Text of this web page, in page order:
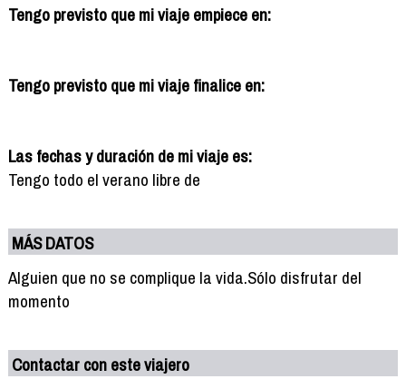
Tengo previsto que mi viaje empiece en:
Tengo previsto que mi viaje finalice en:
Las fechas y duración de mi viaje es:
Tengo todo el verano libre de
MÁS DATOS
Alguien que no se complique la vida.Sólo disfrutar del
momento
Contactar con este viajero